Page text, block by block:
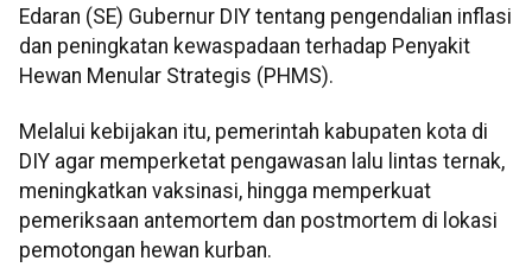
Edaran (SE) Gubernur DIY tentang pengendalian inflasi
dan peningkatan kewaspadaan terhadap Penyakit
Hewan Menular Strategis (PHMS).
Melalui kebijakan itu, pemerintah kabupaten kota di
DIY agar memperketat pengawasan lalu lintas ternak,
meningkatkan vaksinasi, hingga memperkuat
pemeriksaan antemortem dan postmortem di lokasi
pemotongan hewan kurban.